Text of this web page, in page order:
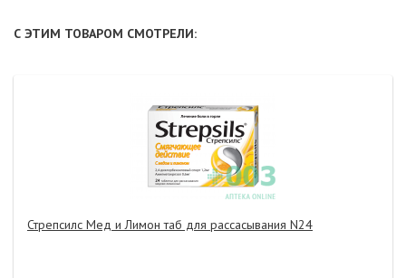
С ЭТИМ ТОВАРОМ СМОТРЕЛИ:
Стрепсилс Мед и Лимон таб для рассасывания N24